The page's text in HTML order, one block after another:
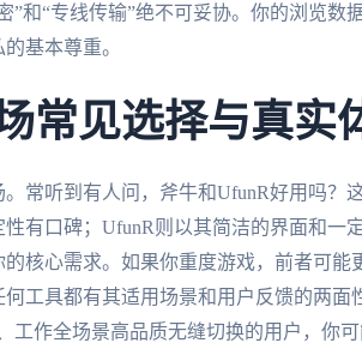
”和“专线传输”绝不可妥协。你的浏览数
基本尊重。
常见选择与真实
常听到有人问，斧牛和UfunR好用吗？
有口碑；UfunR则以其简洁的界面和一
核心需求。如果你重度游戏，前者可
工具都有其适用场景和用户反馈的两面
工作全场景高品质无缝切换的用户，你